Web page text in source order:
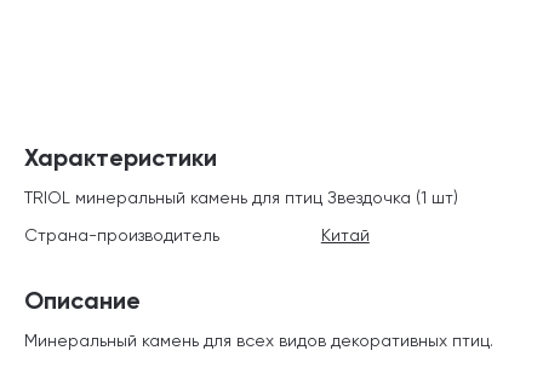
Описание
Минеральный камень для всех видов декоративных птиц.
Характеристики
TRIOL минеральный камень для птиц Звездочка (1 шт)
Страна-производитель
Китай